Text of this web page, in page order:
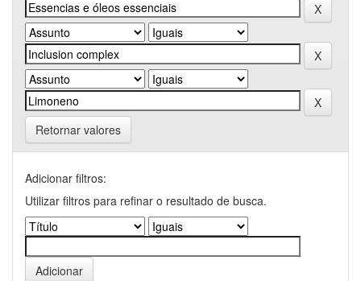
Retornar valores
Adicionar filtros:
Utilizar filtros para refinar o resultado de busca.